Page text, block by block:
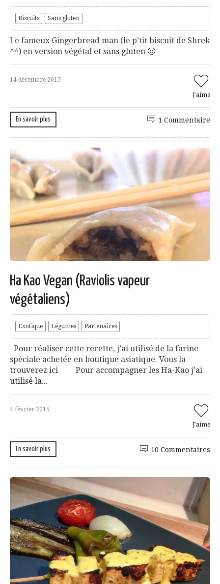
Biscuits Sans gluten
Le fameux Gingerbread man (le p’tit biscuit de Shrek
^^) en version végétal et sans gluten 🙂
14 décembre 2015
J'aime
En savoir plus 1 Commentaire
Ha Kao Vegan (Raviolis vapeur
végétaliens)
Exotique Légumes Partenaires
Pour réaliser cette recette, j’ai utilisé de la farine
spéciale achetée en boutique asiatique. Vous la
trouverez ici Pour accompagner les Ha-Kao j’ai
utilisé la...
4 février 2015
J'aime
En savoir plus 10 Commentaires